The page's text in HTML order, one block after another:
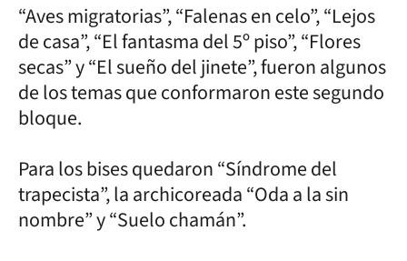
“Aves migratorias”, “Falenas en celo”, “Lejos
de casa”, “El fantasma del 5º piso”, “Flores
secas” y “El sueño del jinete”, fueron algunos
de los temas que conformaron este segundo
bloque.
Para los bises quedaron “Síndrome del
trapecista”, la archicoreada “Oda a la sin
nombre” y “Suelo chamán”.